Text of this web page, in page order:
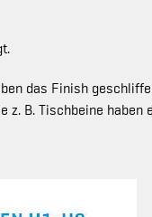
das Finish
B. Tischbeine